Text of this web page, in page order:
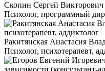
Скопин Сергей Викторович
Психолог, программный
Ракитянская Анастасия
Психолог, психотерапевт,